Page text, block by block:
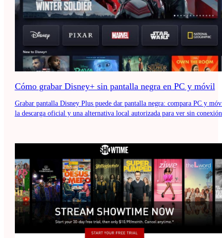
Cómo grabar Disney+ sin pantalla negra en PC y móvil
Grabar pantalla Disney Plus puede dar pantalla negra: compara PC y
la descarga oficial y una alternativa local autorizada para ver sin